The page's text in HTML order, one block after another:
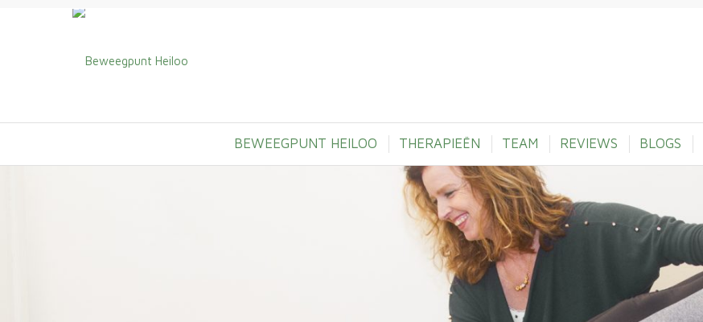
BEWEEGPUNT HEILOO THERAPIEËN TEAM REVIEWS BLOGS